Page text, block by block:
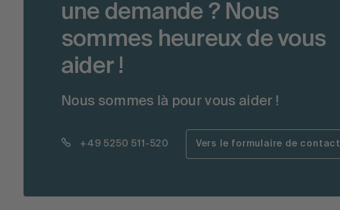
une demande ? Nous
sommes heureux de vous
aider !
Nous sommes là pour vous aider !
+49 5250 511-520 Vers le formulaire de contact